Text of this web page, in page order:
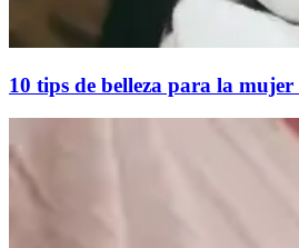
10 tips de belleza para la mujer